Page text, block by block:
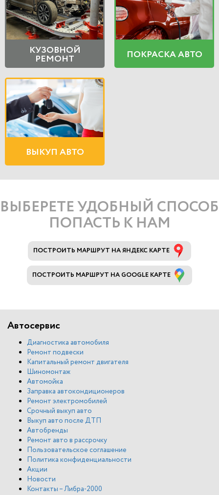
КУЗОВНОЙ
РЕМОНТ ПОКРАСКА АВТО
ВЫКУП АВТО
ВЫБЕРЕТЕ УДОБНЫЙ СПОСОБ
ПОПАСТЬ К НАМ
ПОСТРОИТЬ МАРШРУТ НА ЯНДЕКС КАРТЕ
ПОСТРОИТЬ МАРШРУТ НА GOOGLE КАРТЕ
Автосервис
Диагностика автомобиля
Ремонт подвески
Капитальный ремонт двигателя
Шиномонтаж
Автомойка
Заправка автокондиционеров
Ремонт электромобилей
Срочный выкуп авто
Выкуп авто после ДТП
Автобренды
Ремонт авто в рассрочку
Пользовательское соглашение
Политика конфиденциальности
Акции
Новости
Контакты – Либра-2000